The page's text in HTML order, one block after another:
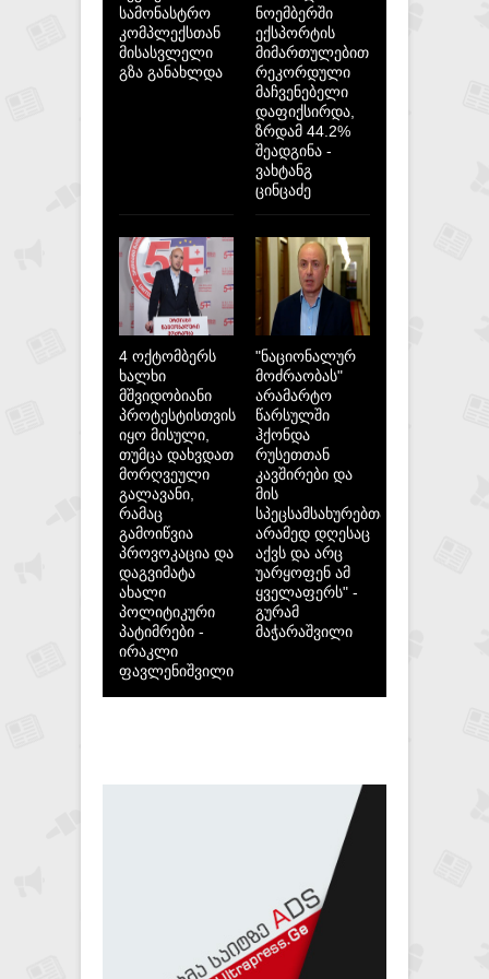
სამონასტრო
კომპლექსთან
მისასვლელი
გზა განახლდა
ნოემბერში
ექსპორტის
მიმართულებით
რეკორდული
მაჩვენებელი
დაფიქსირდა,
ზრდამ 44.2%
შეადგინა -
ვახტანგ
ცინცაძე
4 ოქტომბერს
ხალხი
მშვიდობიანი
პროტესტისთვის
იყო მისული,
თუმცა დახვდათ
მორღვეული
გალავანი,
რამაც
გამოიწვია
პროვოკაცია და
დაგვიმატა
ახალი
პოლიტიკური
პატიმრები -
ირაკლი
ფავლენიშვილი
"ნაციონალურ
მოძრაობას"
არამარტო
წარსულში
ჰქონდა
რუსეთთან
კავშირები და
მის
სპეცსამსახურებთან,
არამედ დღესაც
აქვს და არც
უარყოფენ ამ
ყველაფერს" -
გურამ
მაჭარაშვილი